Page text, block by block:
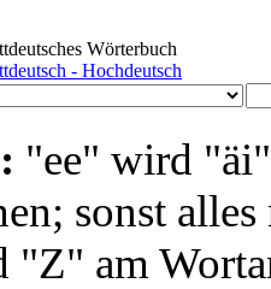
Wörterbuch
- Hochdeutsch
"ee" wird
sonst
"Z" am